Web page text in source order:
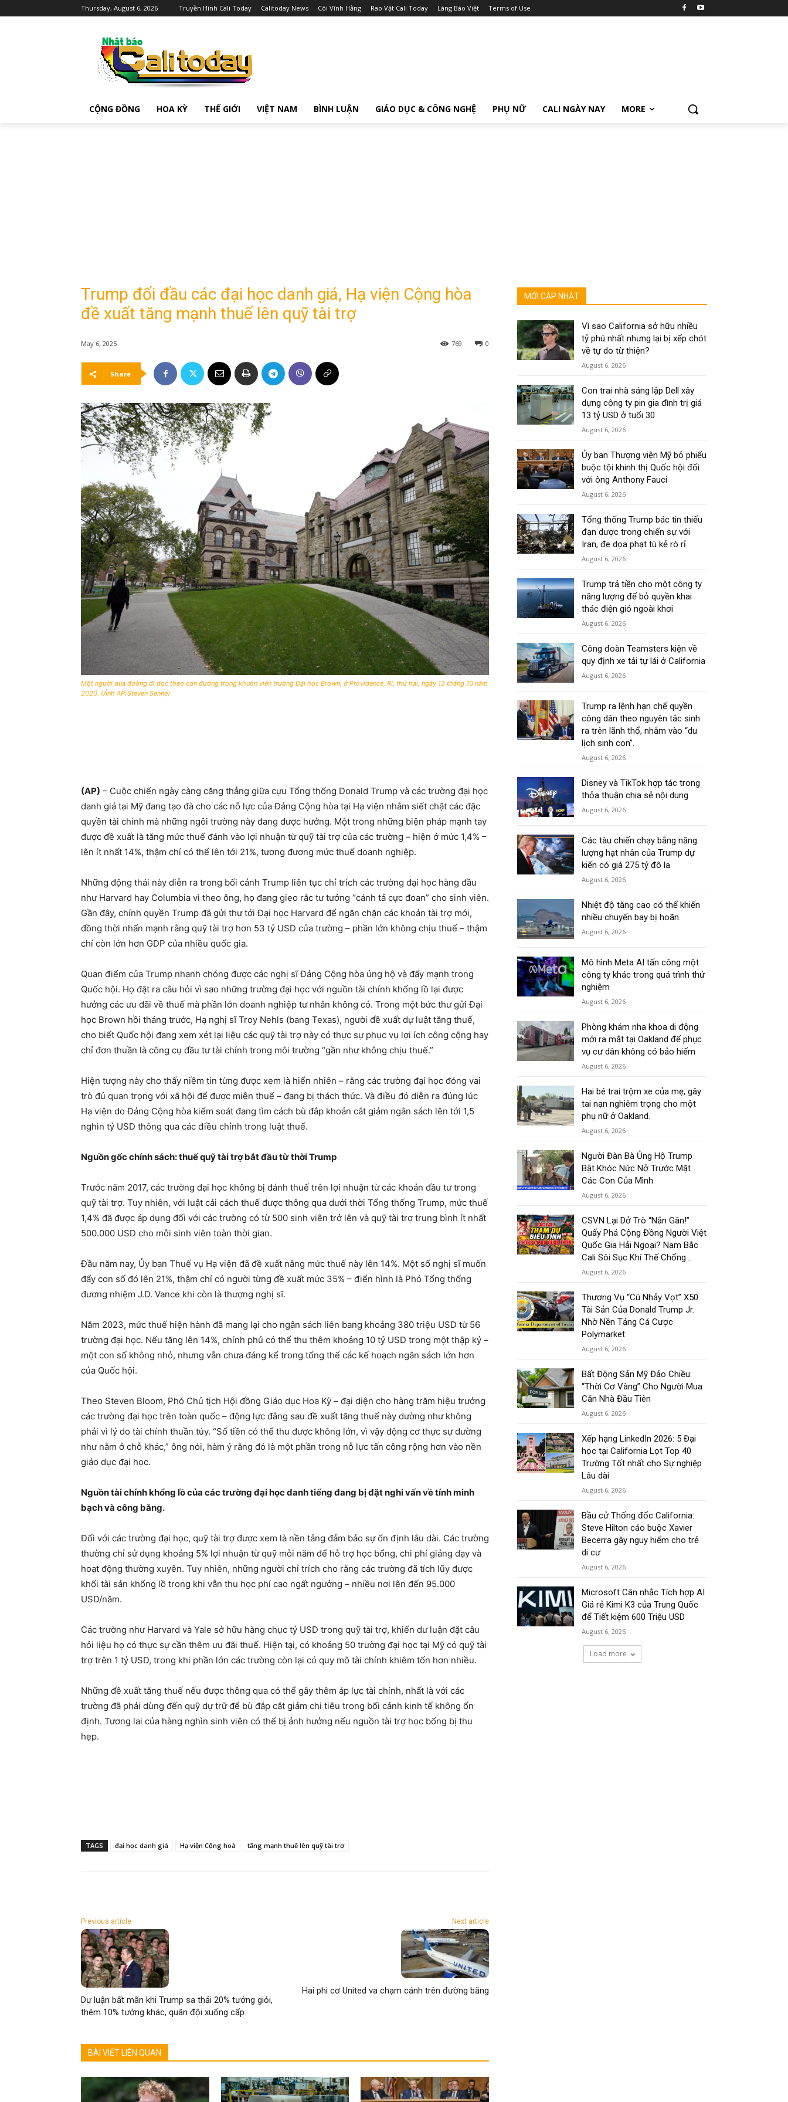
Thursday, August 6, 2026 Truyền Hình Cali Today Calitoday News Cõi Vĩnh Hằng Rao Vặt Cali Today Làng Báo Việt Terms of Use
CỘNG ĐỒNG HOA KỲ THẾ GIỚI VIỆT NAM BÌNH LUẬN GIÁO DỤC & CÔNG NGHỆ PHỤ NỮ CALI NGÀY NAY MORE
Trump đối đầu các đại học danh giá, Hạ viện Cộng hòa
đề xuất tăng mạnh thuế lên quỹ tài trợ
May 6, 2025 0
769
Share
Một người qua đường đi dọc theo con đường trong khuôn viên trường Đại học Brown, ở Providence, RI, thứ hai, ngày 12 tháng 10 năm
2020. (Ảnh AP/Steven Senne)
(AP) – Cuộc chiến ngày càng căng thẳng giữa cựu Tổng thống Donald Trump và các trường đại học
danh giá tại Mỹ đang tạo đà cho các nỗ lực của Đảng Cộng hòa tại Hạ viện nhằm siết chặt các đặc
quyền tài chính mà những ngôi trường này đang được hưởng. Một trong những biện pháp mạnh tay
được đề xuất là tăng mức thuế đánh vào lợi nhuận từ quỹ tài trợ của các trường – hiện ở mức 1,4% –
lên ít nhất 14%, thậm chí có thể lên tới 21%, tương đương mức thuế doanh nghiệp.
Những động thái này diễn ra trong bối cảnh Trump liên tục chỉ trích các trường đại học hàng đầu
như Harvard hay Columbia vì theo ông, họ đang gieo rắc tư tưởng “cánh tả cực đoan” cho sinh viên.
Gần đây, chính quyền Trump đã gửi thư tới Đại học Harvard để ngăn chặn các khoản tài trợ mới,
đồng thời nhấn mạnh rằng quỹ tài trợ hơn 53 tỷ USD của trường – phần lớn không chịu thuế – thậm
chí còn lớn hơn GDP của nhiều quốc gia.
Quan điểm của Trump nhanh chóng được các nghị sĩ Đảng Cộng hòa ủng hộ và đẩy mạnh trong
Quốc hội. Họ đặt ra câu hỏi vì sao những trường đại học với nguồn tài chính khổng lồ lại được
hưởng các ưu đãi về thuế mà phần lớn doanh nghiệp tư nhân không có. Trong một bức thư gửi Đại
học Brown hồi tháng trước, Hạ nghị sĩ Troy Nehls (bang Texas), người đề xuất dự luật tăng thuế,
cho biết Quốc hội đang xem xét lại liệu các quỹ tài trợ này có thực sự phục vụ lợi ích công cộng hay
chỉ đơn thuần là công cụ đầu tư tài chính trong môi trường “gần như không chịu thuế.”
Hiện tượng này cho thấy niềm tin từng được xem là hiển nhiên – rằng các trường đại học đóng vai
trò đủ quan trọng với xã hội để được miễn thuế – đang bị thách thức. Và điều đó diễn ra đúng lúc
Hạ viện do Đảng Cộng hòa kiểm soát đang tìm cách bù đắp khoản cắt giảm ngân sách lên tới 1,5
nghìn tỷ USD thông qua các điều chỉnh trong luật thuế.
Nguồn gốc chính sách: thuế quỹ tài trợ bắt đầu từ thời Trump
Trước năm 2017, các trường đại học không bị đánh thuế trên lợi nhuận từ các khoản đầu tư trong
quỹ tài trợ. Tuy nhiên, với luật cải cách thuế được thông qua dưới thời Tổng thống Trump, mức thuế
1,4% đã được áp dụng đối với các trường có từ 500 sinh viên trở lên và quỹ tài trợ trung bình ít nhất
500.000 USD cho mỗi sinh viên toàn thời gian.
Đầu năm nay, Ủy ban Thuế vụ Hạ viện đã đề xuất nâng mức thuế này lên 14%. Một số nghị sĩ muốn
đẩy con số đó lên 21%, thậm chí có người từng đề xuất mức 35% – điển hình là Phó Tổng thống
đương nhiệm J.D. Vance khi còn là thượng nghị sĩ.
Năm 2023, mức thuế hiện hành đã mang lại cho ngân sách liên bang khoảng 380 triệu USD từ 56
trường đại học. Nếu tăng lên 14%, chính phủ có thể thu thêm khoảng 10 tỷ USD trong một thập kỷ –
một con số không nhỏ, nhưng vẫn chưa đáng kể trong tổng thể các kế hoạch ngân sách lớn hơn
của Quốc hội.
Theo Steven Bloom, Phó Chủ tịch Hội đồng Giáo dục Hoa Kỳ – đại diện cho hàng trăm hiệu trưởng
các trường đại học trên toàn quốc – động lực đằng sau đề xuất tăng thuế này dường như không
phải vì lý do tài chính thuần túy. “Số tiền có thể thu được không lớn, vì vậy động cơ thực sự dường
như nằm ở chỗ khác,” ông nói, hàm ý rằng đó là một phần trong nỗ lực tấn công rộng hơn vào nền
giáo dục đại học.
Nguồn tài chính khổng lồ của các trường đại học danh tiếng đang bị đặt nghi vấn về tính minh
bạch và công bằng.
Đối với các trường đại học, quỹ tài trợ được xem là nền tảng đảm bảo sự ổn định lâu dài. Các trường
thường chỉ sử dụng khoảng 5% lợi nhuận từ quỹ mỗi năm để hỗ trợ học bổng, chi phí giảng dạy và
hoạt động thường xuyên. Tuy nhiên, những người chỉ trích cho rằng các trường đã tích lũy được
khối tài sản khổng lồ trong khi vẫn thu học phí cao ngất ngưởng – nhiều nơi lên đến 95.000
USD/năm.
Các trường như Harvard và Yale sở hữu hàng chục tỷ USD trong quỹ tài trợ, khiến dư luận đặt câu
hỏi liệu họ có thực sự cần thêm ưu đãi thuế. Hiện tại, có khoảng 50 trường đại học tại Mỹ có quỹ tài
trợ trên 1 tỷ USD, trong khi phần lớn các trường còn lại có quy mô tài chính khiêm tốn hơn nhiều.
Những đề xuất tăng thuế nếu được thông qua có thể gây thêm áp lực tài chính, nhất là với các
trường đã phải dùng đến quỹ dự trữ để bù đắp cắt giảm chi tiêu trong bối cảnh kinh tế không ổn
định. Tương lai của hàng nghìn sinh viên có thể bị ảnh hưởng nếu nguồn tài trợ học bổng bị thu
hẹp.
TAGS đại học danh giá Hạ viện Cộng hoà tăng mạnh thuế lên quỹ tài trợ
Previous article
Dư luận bất mãn khi Trump sa thải 20% tướng giỏi,
thêm 10% tướng khác, quân đội xuống cấp
Next article
Hai phi cơ United va chạm cánh trên đường băng
BÀI VIẾT LIÊN QUAN
MỚI CẬP NHẬT
Vì sao California sở hữu nhiều
tỷ phú nhất nhưng lại bị xếp chót
về tự do từ thiện?
August 6, 2026
Con trai nhà sáng lập Dell xây
dựng công ty pin gia đình trị giá
13 tỷ USD ở tuổi 30
August 6, 2026
Ủy ban Thượng viện Mỹ bỏ phiếu
buộc tội khinh thị Quốc hội đối
với ông Anthony Fauci
August 6, 2026
Tổng thống Trump bác tin thiếu
đạn dược trong chiến sự với
Iran, đe dọa phạt tù kẻ rò rỉ
August 6, 2026
Trump trả tiền cho một công ty
năng lượng để bỏ quyền khai
thác điện gió ngoài khơi
August 6, 2026
Công đoàn Teamsters kiện về
quy định xe tải tự lái ở California
August 6, 2026
Trump ra lệnh hạn chế quyền
công dân theo nguyên tắc sinh
ra trên lãnh thổ, nhắm vào “du
lịch sinh con”.
August 6, 2026
Disney và TikTok hợp tác trong
thỏa thuận chia sẻ nội dung
August 6, 2026
Các tàu chiến chạy bằng năng
lượng hạt nhân của Trump dự
kiến có giá 275 tỷ đô la
August 6, 2026
Nhiệt độ tăng cao có thể khiến
nhiều chuyến bay bị hoãn.
August 6, 2026
Mô hình Meta AI tấn công một
công ty khác trong quá trình thử
nghiệm
August 6, 2026
Phòng khám nha khoa di động
mới ra mắt tại Oakland để phục
vụ cư dân không có bảo hiểm
August 6, 2026
Hai bé trai trộm xe của mẹ, gây
tai nạn nghiêm trọng cho một
phụ nữ ở Oakland.
August 6, 2026
Người Đàn Bà Ủng Hộ Trump
Bật Khóc Nức Nở Trước Mặt
Các Con Của Mình
August 6, 2026
CSVN Lại Dở Trò “Nắn Gân!”
Quấy Phá Cộng Đồng Người Việt
Quốc Gia Hải Ngoại? Nam Bắc
Cali Sôi Sục Khí Thế Chống...
August 6, 2026
Thương Vụ “Cú Nhảy Vọt” X50
Tài Sản Của Donald Trump Jr.
Nhờ Nền Tảng Cá Cược
Polymarket
August 6, 2026
Bất Động Sản Mỹ Đảo Chiều:
“Thời Cơ Vàng” Cho Người Mua
Căn Nhà Đầu Tiên
August 6, 2026
Xếp hạng LinkedIn 2026: 5 Đại
học tại California Lọt Top 40
Trường Tốt nhất cho Sự nghiệp
Lâu dài
August 6, 2026
Bầu cử Thống đốc California:
Steve Hilton cáo buộc Xavier
Becerra gây nguy hiểm cho trẻ
di cư
August 6, 2026
Microsoft Cân nhắc Tích hợp AI
Giá rẻ Kimi K3 của Trung Quốc
để Tiết kiệm 600 Triệu USD
August 6, 2026
Load more